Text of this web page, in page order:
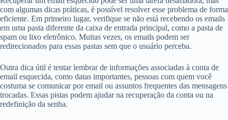
com algumas dicas práticas, é possível resolver esse problema de forma
eficiente. Em primeiro lugar, verifique se não está recebendo os emails
em uma pasta diferente da caixa de entrada principal, como a pasta de
spam ou lixo eletrônico. Muitas vezes, os emails podem ser
redirecionados para essas pastas sem que o usuário perceba.
Outra dica útil é tentar lembrar de informações associadas à conta de
email esquecida, como datas importantes, pessoas com quem você
costuma se comunicar por email ou assuntos frequentes das mensagens
trocadas. Essas pistas podem ajudar na recuperação da conta ou na
redefinição da senha.